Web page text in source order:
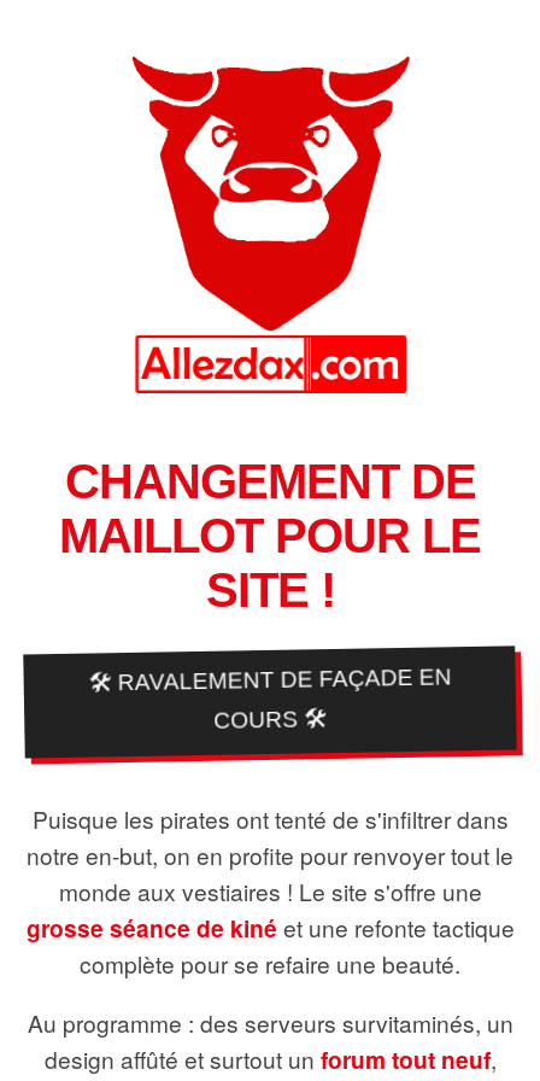
CHANGEMENT DE
MAILLOT POUR LE
SITE !
🛠️ RAVALEMENT DE FAÇADE EN
COURS 🛠️
Puisque les pirates ont tenté de s'infiltrer dans
notre en-but, on en profite pour renvoyer tout le
monde aux vestiaires ! Le site s'offre une
grosse séance de kiné et une refonte tactique
complète pour se refaire une beauté.
Au programme : des serveurs survitaminés, un
design affûté et surtout un forum tout neuf,